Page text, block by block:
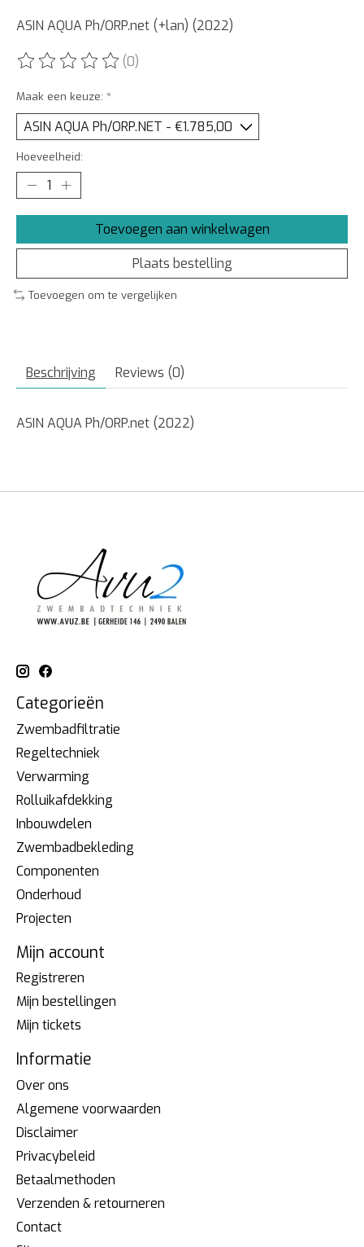
ASIN AQUA Ph/ORP.net (+lan) (2022)
De beoordeling van dit product is
(0)
Maak een keuze: *
Hoeveelheid:
Toevoegen aan winkelwagen
Plaats bestelling
Toevoegen om te vergelijken
Beschrijving Reviews (0)
ASIN AQUA Ph/ORP.net (2022)
Categorieën
Zwembadfiltratie
Regeltechniek
Verwarming
Rolluikafdekking
Inbouwdelen
Zwembadbekleding
Componenten
Onderhoud
Projecten
Mijn account
Registreren
Mijn bestellingen
Mijn tickets
Informatie
Over ons
Algemene voorwaarden
Disclaimer
Privacybeleid
Betaalmethoden
Verzenden & retourneren
Contact